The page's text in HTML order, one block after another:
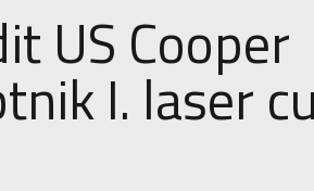
US Cooper
I. laser